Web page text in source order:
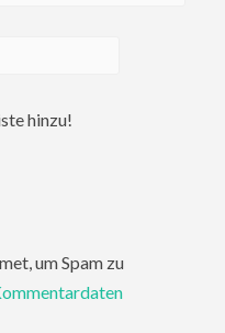
hinzu!
um Spam zu